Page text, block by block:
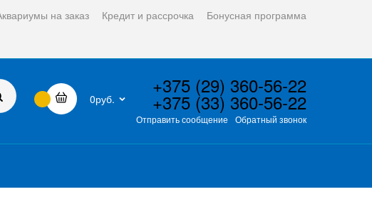
на заказ Кредит и рассрочка Бонусная программа
0руб.
+375 (29) 360-56-22
+375 (33) 360-56-22
Отправить сообщение Обратный звонок